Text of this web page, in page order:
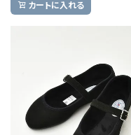
カートに入れる